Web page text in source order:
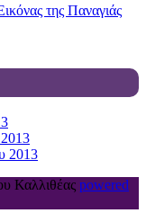
της Παναγιάς
2013
Καλλιθέας powered